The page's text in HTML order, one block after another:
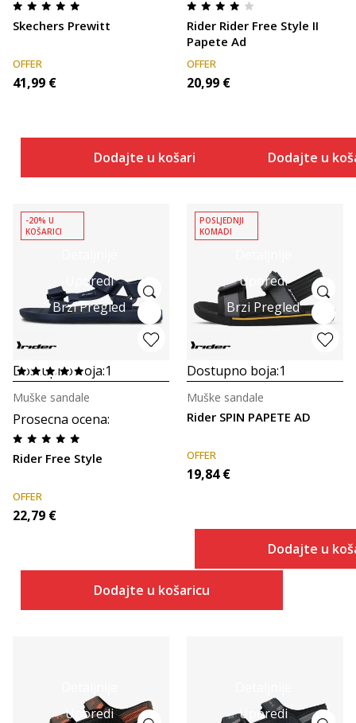
Skechers Prewitt
OFFER
41,99 €
Dodajte u košaricu
Rider Rider Free Style II
Papete Ad
OFFER
20,99 €
Dodajte u
Uporedi
Brzi Pregled
-20% U
KOŠARICI
Dostupno boja:1
Prosecna ocena:
Rider Free Style
Muške sandale
OFFER
22,79 €
Dodajte u košaricu
Uporedi
Brzi Pregled
POSLJEDNJI
KOMADI
Dostupno boja:1
Rider SPIN PAPETE AD
Muške sandale
OFFER
19,84 €
Dodajte u
Uporedi
Uporedi